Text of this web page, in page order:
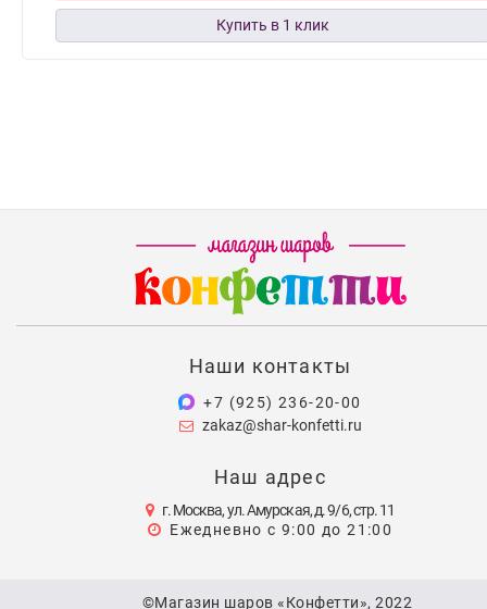
Наши контакты
+7 (925) 236-20-00
zakaz@shar-konfetti.ru
Наш адрес
г. Москва, ул. Амурская, д. 9/6, стр. 11
Ежедневно с 9:00 до 21:00
©Магазин шаров «Конфетти», 2022